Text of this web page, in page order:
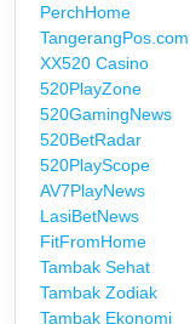
PerchHome
TangerangPos.com
XX520 Casino
520PlayZone
520GamingNews
520BetRadar
520PlayScope
AV7PlayNews
LasiBetNews
FitFromHome
Tambak Sehat
Tambak Zodiak
Tambak Ekonomi